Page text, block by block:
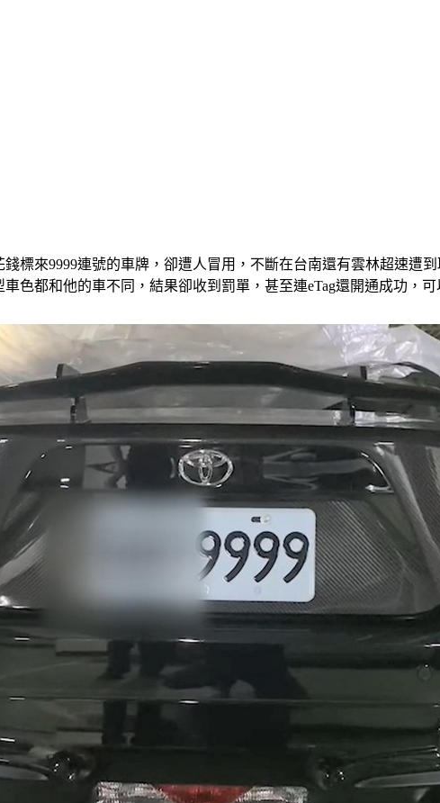
標來9999連號的車牌，卻遭人冒用，不斷在台南還有雲林超速遭
色都和他的車不同，結果卻收到罰單，甚至連eTag還開通成功，